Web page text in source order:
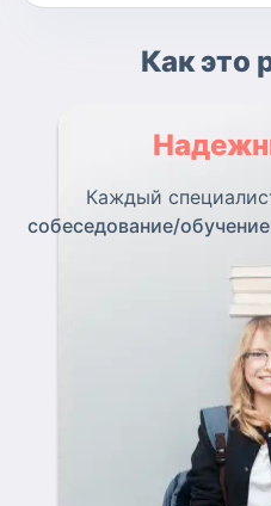
Как это
Каждый
собеседование/обучение